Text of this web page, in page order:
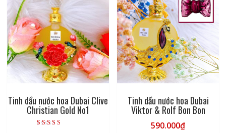
Tinh dầu nước hoa Dubai Clive
Christian Gold No1
Tinh dầu nước hoa Dubai
Viktor & Rolf Bon Bon
590.000₫